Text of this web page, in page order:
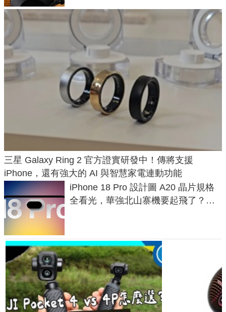
三星 Galaxy Ring 2 官方證實研發中！傳將支援
iPhone，還有強大的 AI 與智慧家電連動功能
iPhone 18 Pro 設計圖 A20 晶片規格
全看光，華強北山寨機要起飛了？專